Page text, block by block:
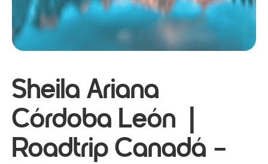
Sheila Ariana
Córdoba León |
Roadtrip Canadá –